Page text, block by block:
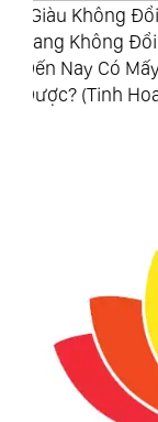
Năm Thời Khắc
Trọng Giúp Ta
Ai Người Quân
Tiểu Nhân?